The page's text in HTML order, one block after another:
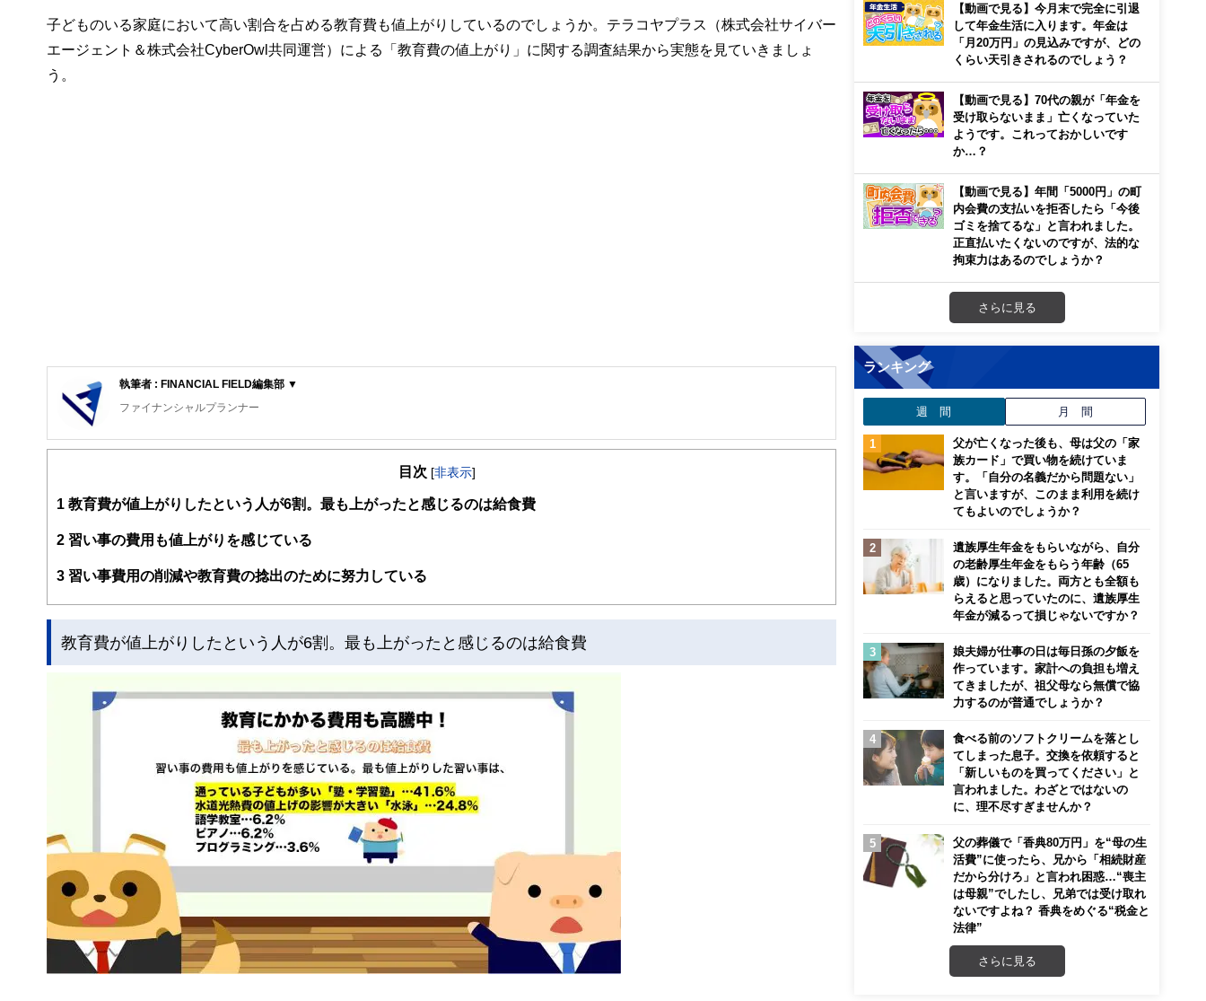
子どものいる家庭において高い割合を占める教育費も値上がりしているのでしょうか。テラコヤプラス（株式会社サイバー
エージェント＆株式会社CyberOwl共同運営）による「教育費の値上がり」に関する調査結果から実態を見ていきましょ
う。
執筆者 : FINANCIAL FIELD編集部 ▼
ファイナンシャルプランナー
FinancialField編集部は、金融、経済に関する記事を、日々の暮らしにどのような影響を与えるかという視点で、お金の知識がない方でも理解でき
案から記事掲載まですべての工程に関わることで、読者目線のコンテンツを追求しています。
FinancialFieldの特徴は、ファイナンシャルプランナー、弁護士、税理士、宅地建物取引士、相続診断士、住宅ローンアドバイザー、DCプランナ
ー、公認会計士、社会保険労務士、行政書士、投資アナリスト、キャリアコンサルタントなど150名以上の有資格者を執筆者・監修者として迎
私たちは、快適でより良い生活のアイデアを提供するお金のコンシェルジュを目指します。
目次 [非表示]
1 教育費が値上がりしたという人が6割。最も上がったと感じるのは給食費
2 習い事の費用も値上がりを感じている
3 習い事費用の削減や教育費の捻出のために努力している
教育費が値上がりしたという人が6割。最も上がったと感じるのは給食費
【動画で見る】今月末で完全に引退
して年金生活に入ります。年金は
「月20万円」の見込みですが、どの
くらい天引きされるのでしょう？
【動画で見る】70代の親が「年金を
受け取らないまま」亡くなっていた
ようです。これっておかしいです
か…？
【動画で見る】年間「5000円」の町
内会費の支払いを拒否したら「今後
ゴミを捨てるな」と言われました。
正直払いたくないのですが、法的な
拘束力はあるのでしょうか？
さらに見る
ランキング
週 間 月 間
父が亡くなった後も、母は父の「家
族カード」で買い物を続けていま
す。「自分の名義だから問題ない」
と言いますが、このまま利用を続け
てもよいのでしょうか？
遺族厚生年金をもらいながら、自分
の老齢厚生年金をもらう年齢（65
歳）になりました。両方とも全額も
らえると思っていたのに、遺族厚生
年金が減るって損じゃないですか？
娘夫婦が仕事の日は毎日孫の夕飯を
作っています。家計への負担も増え
てきましたが、祖父母なら無償で協
力するのが普通でしょうか？
食べる前のソフトクリームを落とし
てしまった息子。交換を依頼すると
「新しいものを買ってください」と
言われました。わざとではないの
に、理不尽すぎませんか？
父の葬儀で「香典80万円」を“母の生
活費”に使ったら、兄から「相続財産
だから分けろ」と言われ困惑…“喪主
は母親”でしたし、兄弟では受け取れ
ないですよね？ 香典をめぐる“税金と
法律”
さらに見る